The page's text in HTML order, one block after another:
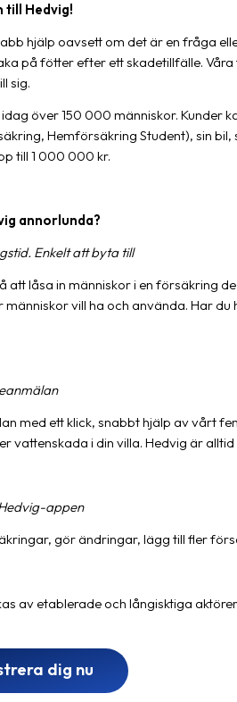
till Hedvig!
hjälp oavsett om det är en fråga
på fötter efter ett skadetillfälle.
sig.
över 150 000 människor. Kunder
Hemförsäkring Student), sin
till 1 000 000 kr.
annorlunda?
Enkelt att byta till
att låsa in människor i en försäkring
vill ha och använda. Har
med ett klick, snabbt hjälp av vårt
vattenskada i din villa. Hedvig är
appen
gör ändringar, lägg till fler
av etablerade och långisktiga aktörer
dig nu